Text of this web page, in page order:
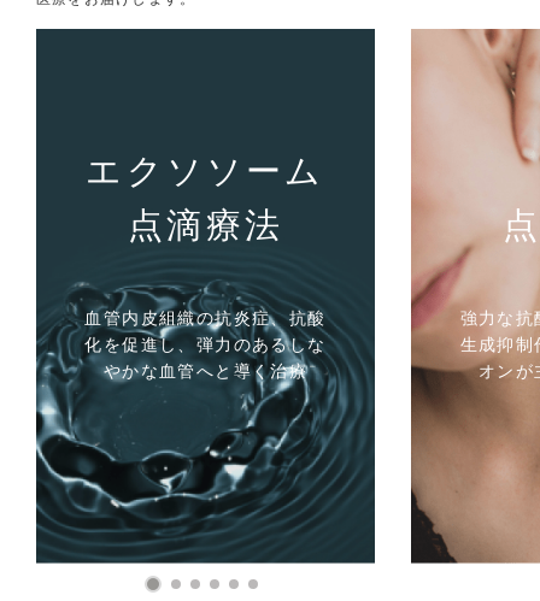
エクソソーム
点滴療法
血管内皮組織の抗炎症、抗酸
化を促進し、弾力のあるしな
やかな血管へと導く治療
強力な抗
生成抑制
オンが